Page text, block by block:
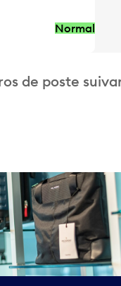
Normal
de poste